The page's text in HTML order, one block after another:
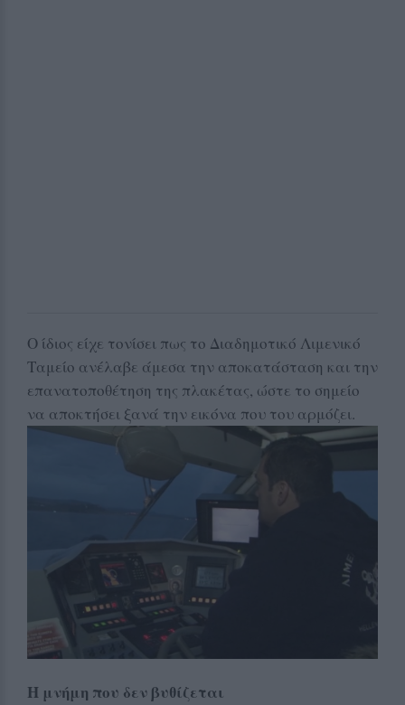
Ο ίδιος είχε τονίσει πως το Διαδημοτικό Λιμενικό
Ταμείο ανέλαβε άμεσα την αποκατάσταση και την
επανατοποθέτηση της πλακέτας, ώστε το σημείο
να αποκτήσει ξανά την εικόνα που του αρμόζει.
Η μνήμη που δεν βυθίζεται